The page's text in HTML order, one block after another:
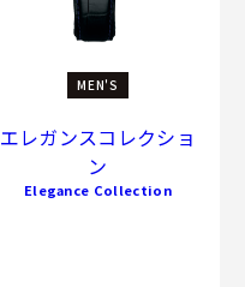
MEN'S
エレガンスコレクショ
ン
Elegance Collection